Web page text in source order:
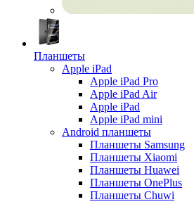
Планшеты
Apple iPad
Apple iPad Pro
Apple iPad Air
Apple iPad
Apple iPad mini
Android планшеты
Планшеты Samsung
Планшеты Xiaomi
Планшеты Huawei
Планшеты OnePlus
Планшеты Chuwi